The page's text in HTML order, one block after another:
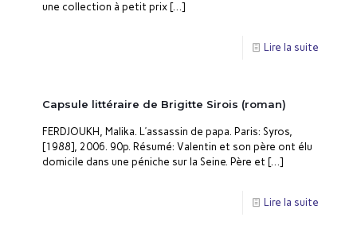
une collection à petit prix […]
Lire la suite
Capsule littéraire de Brigitte Sirois (roman)
FERDJOUKH, Malika. L’assassin de papa. Paris: Syros,
[1988], 2006. 90p. Résumé: Valentin et son père ont élu
domicile dans une péniche sur la Seine. Père et […]
Lire la suite